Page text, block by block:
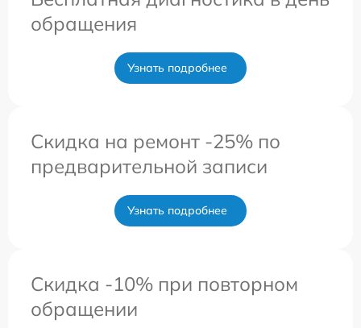
обращения
Узнать подробнее
Скидка на ремонт -25% по
предварительной записи
Узнать подробнее
Скидка -10% при повторном
обращении